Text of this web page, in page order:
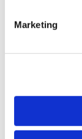
Marketing